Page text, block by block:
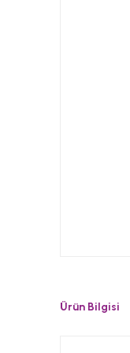
Ürün Bilgisi